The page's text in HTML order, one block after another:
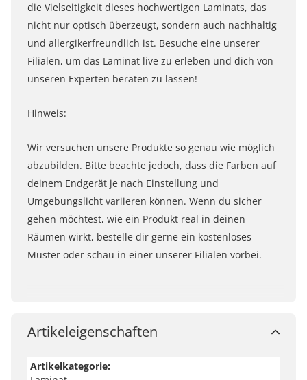
die Vielseitigkeit dieses hochwertigen Laminats, das
nicht nur optisch überzeugt, sondern auch nachhaltig
und allergikerfreundlich ist. Besuche eine unserer
Filialen, um das Laminat live zu erleben und dich von
unseren Experten beraten zu lassen!
Hinweis:
Wir versuchen unsere Produkte so genau wie möglich
abzubilden. Bitte beachte jedoch, dass die Farben auf
deinem Endgerät je nach Einstellung und
Umgebungslicht variieren können. Wenn du sicher
gehen möchtest, wie ein Produkt real in deinen
Räumen wirkt, bestelle dir gerne ein kostenloses
Muster oder schau in einer unserer Filialen vorbei.
Artikeleigenschaften
Artikelkategorie: